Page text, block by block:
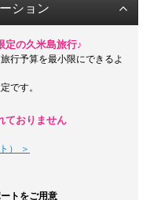
ション
定の久米島旅行♪
行予算を最小限にできるよ
です。
ておりません
） ＞
トをご用意